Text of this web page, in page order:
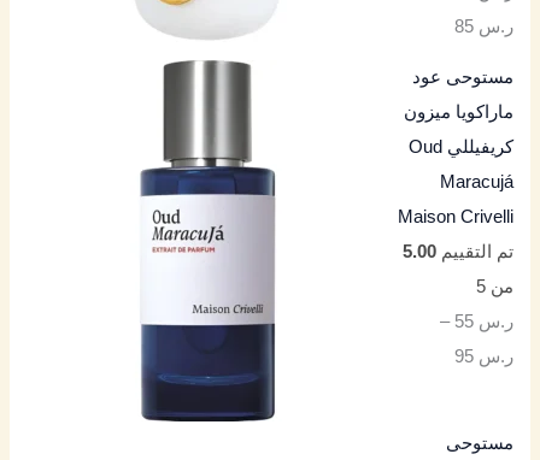
ر.س 85
مستوحى عود
ماراكويا ميزون
كريفيللي Oud
Maracujá
Maison Crivelli
تم التقييم5.00
من 5
ر.س 55
–
ر.س 95
مستوحى